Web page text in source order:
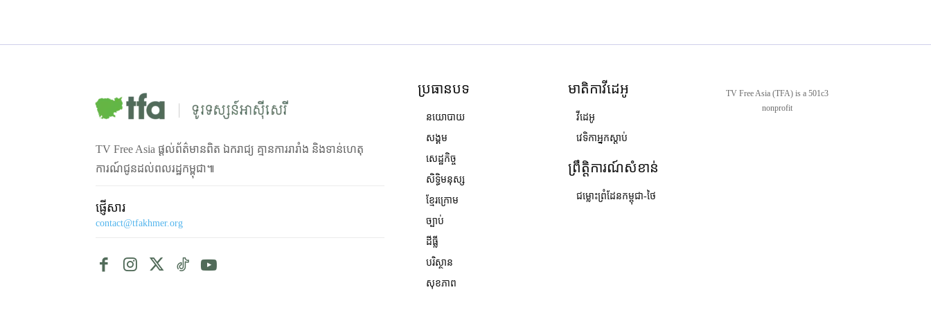
TV Free Asia ផ្ដល់ព័ត៌មានពិត ឯករាជ្យ គ្មានការរារាំង និងទាន់ហេតុ
ការណ៍ជូនដល់ពលរដ្ឋកម្ពុជា៕
ផ្ញើសារ
contact@tfakhmer.org
ប្រធានបទ
នយោបាយ
សង្គម
សេដ្ឋកិច្ច
សិទ្ធិមនុស្ស
ខ្មែរក្រោម
ច្បាប់
ដីធ្លី
បរិស្ថាន
សុខភាព
មាតិកាវីដេអូ
វីដេអូ
វេទិកាអ្នកស្ដាប់
ព្រឹត្តិការណ៍សំខាន់
ជម្លោះព្រំដែនកម្ពុជា-ថៃ
TV Free Asia (TFA) is a 501c3
nonprofit